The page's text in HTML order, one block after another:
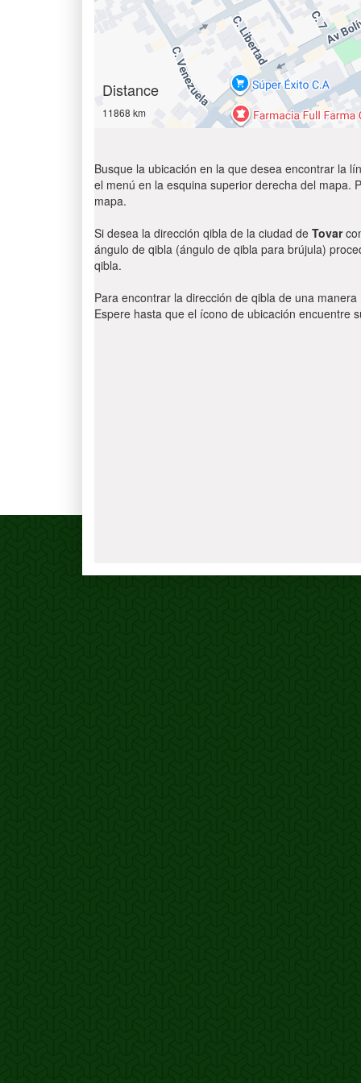
Distance
11868 km
Busque la ubicación en la que desea encontrar la
el menú en la esquina superior derecha del mapa.
mapa.
Si desea la dirección qibla de la ciudad de Tovar
ángulo de qibla (ángulo de qibla para brújula)
qibla.
Para encontrar la dirección de qibla de una
Espere hasta que el ícono de ubicación encuentre